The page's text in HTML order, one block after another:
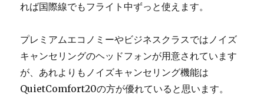
れば国際線でもフライト中ずっと使えます。
プレミアムエコノミーやビジネスクラスではノイズ
キャンセリングのヘッドフォンが用意されています
が、あれよりもノイズキャンセリング機能は
QuietComfort20の方が優れていると思います。